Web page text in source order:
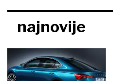
najnovije